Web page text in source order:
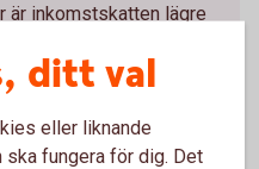
är inkomstskatten lägre
att jobba efter sin
Falkenhäll,
ditt val
eller liknande
fungera för dig. Det